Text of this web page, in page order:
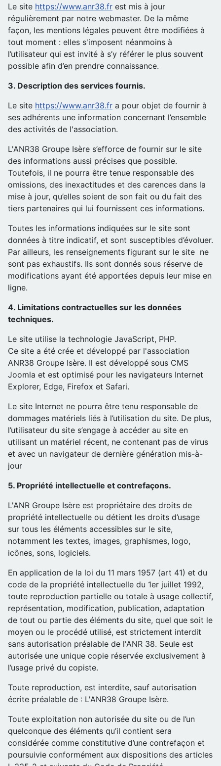
Le site https://www.anr38.fr est mis à jour
régulièrement par notre webmaster. De la même
façon, les mentions légales peuvent être modifiées à
tout moment : elles s'imposent néanmoins à
l’utilisateur qui est invité à s’y référer le plus souvent
possible afin d’en prendre connaissance.
3. Description des services fournis.
Le site https://www.anr38.fr a pour objet de fournir à
ses adhérents une information concernant l’ensemble
des activités de l'association.
L'ANR38 Groupe Isère s’efforce de fournir sur le site
des informations aussi précises que possible.
Toutefois, il ne pourra être tenue responsable des
omissions, des inexactitudes et des carences dans la
mise à jour, qu’elles soient de son fait ou du fait des
tiers partenaires qui lui fournissent ces informations.
Toutes les informations indiquées sur le site sont
données à titre indicatif, et sont susceptibles d’évoluer.
Par ailleurs, les renseignements figurant sur le site ne
sont pas exhaustifs. Ils sont donnés sous réserve de
modifications ayant été apportées depuis leur mise en
ligne.
4. Limitations contractuelles sur les données
techniques.
Le site utilise la technologie JavaScript, PHP.
Ce site a été crée et développé par l'association
ANR38 Groupe Isère. Il est développé sous CMS
Joomla et est optimisé pour les navigateurs Internet
Explorer, Edge, Firefox et Safari.
Le site Internet ne pourra être tenu responsable de
dommages matériels liés à l’utilisation du site. De plus,
l’utilisateur du site s’engage à accéder au site en
utilisant un matériel récent, ne contenant pas de virus
et avec un navigateur de dernière génération mis-à-
jour
5. Propriété intellectuelle et contrefaçons.
L'ANR Groupe Isère est propriétaire des droits de
propriété intellectuelle ou détient les droits d’usage
sur tous les éléments accessibles sur le site,
notamment les textes, images, graphismes, logo,
icônes, sons, logiciels.
En application de la loi du 11 mars 1957 (art 41) et du
code de la propriété intellectuelle du 1er juillet 1992,
toute reproduction partielle ou totale à usage collectif,
représentation, modification, publication, adaptation
de tout ou partie des éléments du site, quel que soit le
moyen ou le procédé utilisé, est strictement interdit
sans autorisation préalable de l'ANR 38. Seule est
autorisée une unique copie réservée exclusivement à
l’usage privé du copiste.
Toute reproduction, est interdite, sauf autorisation
écrite préalable de : L'ANR38 Groupe Isère.
Toute exploitation non autorisée du site ou de l’un
quelconque des éléments qu’il contient sera
considérée comme constitutive d’une contrefaçon et
poursuivie conformément aux dispositions des articles